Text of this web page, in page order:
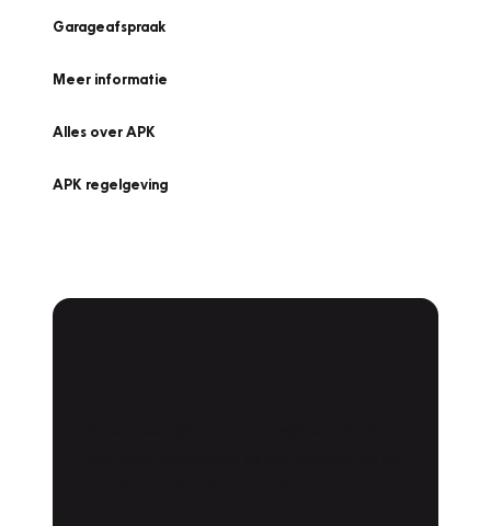
Garageafspraak
Meer informatie
Alles over APK
APK regelgeving